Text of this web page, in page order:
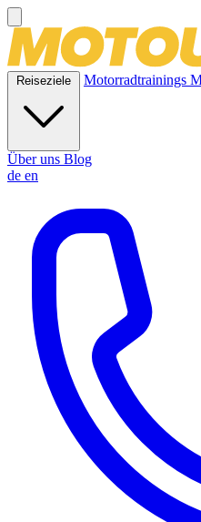
Reiseziele Motorradtrainings
Über uns Blog
de en